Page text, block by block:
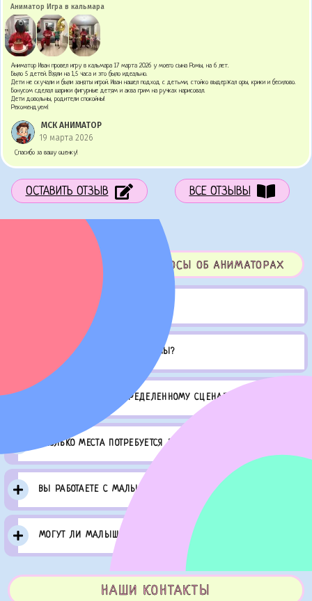
Аниматор Игра в кальмара
Аниматор Иван провел игру в кальмара 17 марта 2026 у моего сына Ромы, на 6 лет.
Было 5 детей. Взяли на 1,5 часа и это было идеально.
Дети не скучали и были заняты игрой. Иван нашел подход с детьми, стойко выдержал оры, крики и бесилово.
Бонусом сделал шарики фигурные детям и аква грим на ручках нарисовал.
Дети довольны, родители спокойны!
Рекомендуем!
МСК АНИМАТОР
19 марта 2026
Спасибо за вашу оценку!
ОСТАВИТЬ ОТЗЫВ ВСЕ ОТЗЫВЫ
ЧАСТО ЗАДАВАЕМЫЕ ВОПРОСЫ ОБ АНИМАТОРАХ
КАК ОФОРМИТЬ ЗАКАЗ?
ЧЕМ ОТЛИЧАЮТСЯ ПРОГРАММЫ?
ВЫ РАБОТАЕТЕ ПО ОПРЕДЕЛЕННОМУ СЦЕНАРИЮ?
СКОЛЬКО МЕСТА ПОТРЕБУЕТСЯ ДЛЯ ИГР?
ВЫ РАБОТАЕТЕ С МАЛЫШАМИ?
МОГУТ ЛИ МАЛЫШИ ИСПУГАТЬСЯ АНИМАТОРА?
НАШИ КОНТАКТЫ